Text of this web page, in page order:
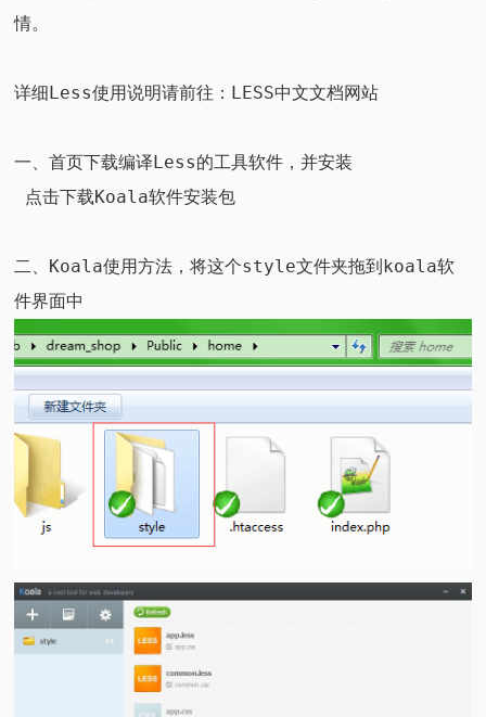
情。
详细Less使用说明请前往： LESS中文文档网站
一、首页下载编译Less的工具软件，并安装
点击下载Koala软件安装包
二、Koala使用方法，将这个style文件夹拖到koala软
件界面中